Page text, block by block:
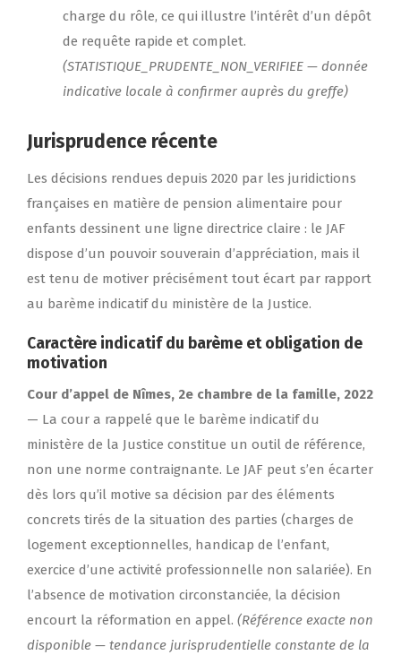
charge du rôle, ce qui illustre l’intérêt d’un dépôt
de requête rapide et complet.
(STATISTIQUE_PRUDENTE_NON_VERIFIEE — donnée
indicative locale à confirmer auprès du greffe)
Jurisprudence récente
Les décisions rendues depuis 2020 par les juridictions
françaises en matière de pension alimentaire pour
enfants dessinent une ligne directrice claire : le JAF
dispose d’un pouvoir souverain d’appréciation, mais il
est tenu de motiver précisément tout écart par rapport
au barème indicatif du ministère de la Justice.
Caractère indicatif du barème et obligation de
motivation
Cour d’appel de Nîmes, 2e chambre de la famille, 2022
— La cour a rappelé que le barème indicatif du
ministère de la Justice constitue un outil de référence,
non une norme contraignante. Le JAF peut s’en écarter
dès lors qu’il motive sa décision par des éléments
concrets tirés de la situation des parties (charges de
logement exceptionnelles, handicap de l’enfant,
exercice d’une activité professionnelle non salariée). En
l’absence de motivation circonstanciée, la décision
encourt la réformation en appel. (Référence exacte non
disponible — tendance jurisprudentielle constante de la